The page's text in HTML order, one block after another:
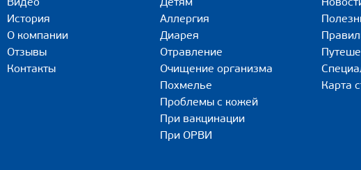
Видео
История
О компании
Отзывы
Контакты
Детям
Аллергия
Диарея
Отравление
Очищение организма
Похмелье
Проблемы с кожей
При вакцинации
При ОРВИ
Карта